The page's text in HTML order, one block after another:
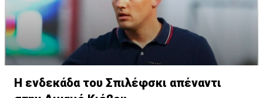
Η ενδεκάδα του Σπιλέφσκι απέναντι